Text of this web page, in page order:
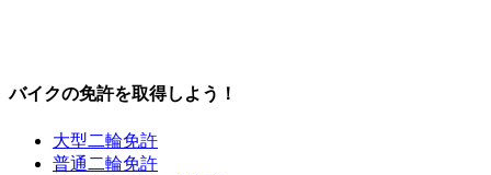
バイクの免許を取得しよう！
大型二輪免許
普通二輪免許